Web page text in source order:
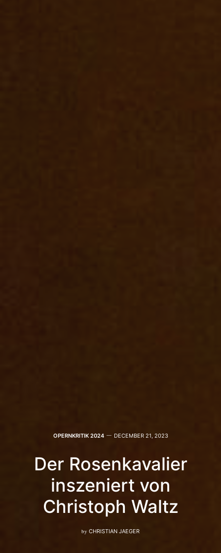
OPERNKRITIK 2024 DECEMBER 21, 2023
Der Rosenkavalier
inszeniert von
Christoph Waltz
by CHRISTIAN JAEGER